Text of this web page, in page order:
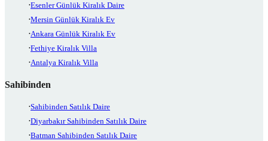
Esenler Günlük Kiralık Daire
Mersin Günlük Kiralık Ev
Ankara Günlük Kiralık Ev
Fethiye Kiralık Villa
Antalya Kiralık Villa
Sahibinden
Sahibinden Satılık Daire
Diyarbakır Sahibinden Satılık Daire
Batman Sahibinden Satılık Daire